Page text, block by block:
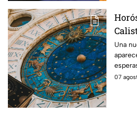
de
cada
Una
07